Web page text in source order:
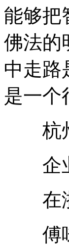
能够把
佛法的
中走路
是一个
杭州
企业
在浙
傅味